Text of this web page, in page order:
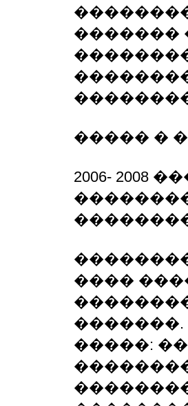
�������
����� �
2006-
����
�������.
�����: